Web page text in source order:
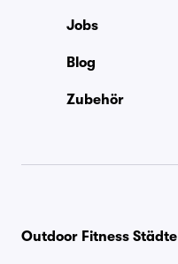
Jobs
Blog
Zubehör
Outdoor Fitness Städte